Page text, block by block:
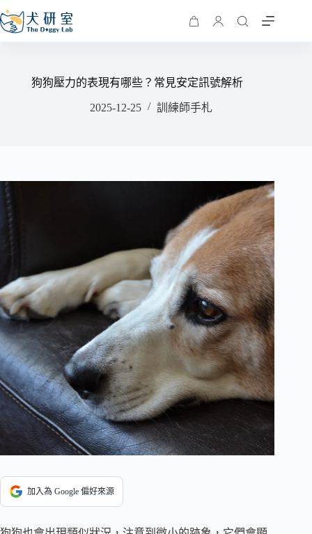
狗狗壓力的表現有哪些？常見安定訊號解析
2025-12-25 訓練師手札
加入為 Google 偏好來源